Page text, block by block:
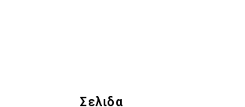
Σελιδα